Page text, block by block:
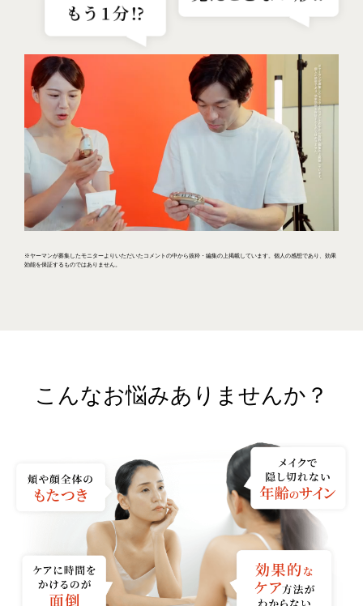
※ヤーマンが募集したモニターよりいただいたコメントの中から抜粋・編集の上掲載しています。個人の感想であり、効果
効能を保証するものではありません。
こんなお悩みありませんか？